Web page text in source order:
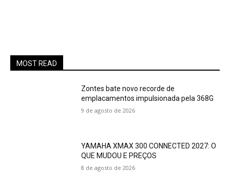
MOST READ
Zontes bate novo recorde de
emplacamentos impulsionada pela 368G
9 de agosto de 2026
YAMAHA XMAX 300 CONNECTED 2027: O
QUE MUDOU E PREÇOS
8 de agosto de 2026